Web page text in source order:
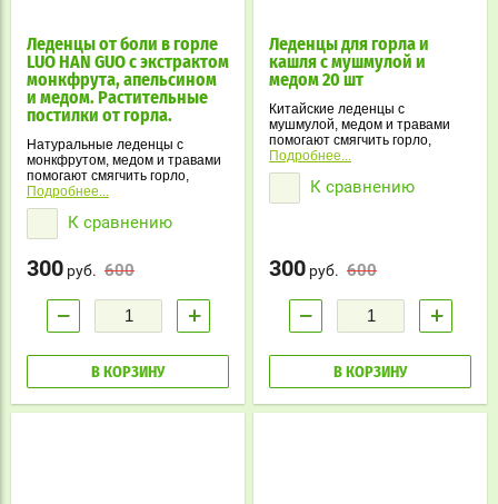
Леденцы от боли в горле
LUO HAN GUO с экстрактом
монкфрута, апельсином
и медом. Растительные
постилки от горла.
Натуральные леденцы с
монкфрутом, медом и травами
помогают смягчить горло,
уменьшить першение и
освежить дыхание. Удобный
формат и приятный вкус
делают их отличным решением
любое время.
Подробнее...
К сравнению
600
300 руб.
− +
В КОРЗИНУ
Леденцы для горла и
кашля с мушмулой и
медом 20 шт
Китайские леденцы с
мушмулой, медом и травами
помогают смягчить горло,
уменьшить першение и
подарить ощущение свежести.
Натуральная формула и
приятный вкус делают их
Подробнее...
К сравнению
600
300 руб.
− +
В КОРЗИНУ